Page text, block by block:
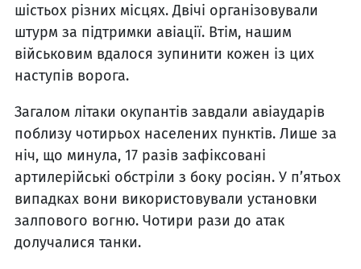
шістьох різних місцях. Двічі організовували
штурм за підтримки авіації. Втім, нашим
військовим вдалося зупинити кожен із цих
наступів ворога.
Загалом літаки окупантів завдали авіаударів
поблизу чотирьох населених пунктів. Лише за
ніч, що минула, 17 разів зафіксовані
артилерійські обстріли з боку росіян. У п’ятьох
випадках вони використовували установки
залпового вогню. Чотири рази до атак
долучалися танки.